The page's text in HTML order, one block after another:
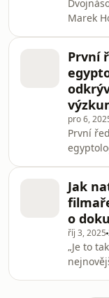
Marek
jsou
po
První
pro 6,
První
Jak
o
říj 3, 2025
„Je to